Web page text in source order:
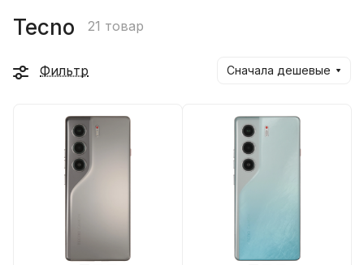
Tecno 21 товар
Фильтр Сначала дешевые